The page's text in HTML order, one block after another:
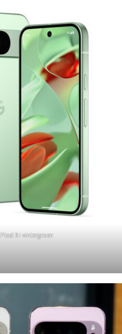
Pixel 9 i vintergroen